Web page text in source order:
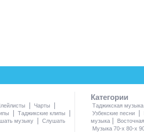
| Чарты |
| Таджикские клипы |
музыку | Слушать
Категории
Таджикская музыка
Узбекские песни
|
музыка |
Музыка 70-х 80-х